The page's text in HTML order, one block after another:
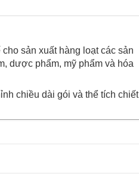
sản xuất hàng loạt các sản
dược phẩm, mỹ phẩm và hóa
chiều dài gói và thể tích chiết